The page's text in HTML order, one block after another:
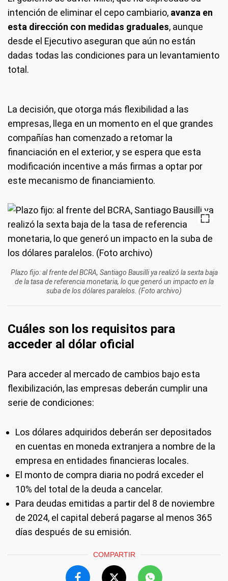
intención de eliminar el cepo cambiario, avanza en
esta dirección con medidas graduales, aunque
desde el Ejecutivo aseguran que aún no están
dadas todas las condiciones para un levantamiento
total.
La decisión, que otorga más flexibilidad a las
empresas, llega en un momento en el que grandes
compañías han comenzado a retomar la
financiación en el exterior, y se espera que esta
modificación incentive a más firmas a optar por
este mecanismo de financiamiento.
Plazo fijo: al frente del BCRA, Santiago Bausilli ya realizó la sexta baja
de la tasa de referencia monetaria, lo que generó un impacto en la
suba de los dólares paralelos. (Foto archivo)
Cuáles son los requisitos para
acceder al dólar oficial
Para acceder al mercado de cambios bajo esta
flexibilización, las empresas deberán cumplir una
serie de condiciones:
Los dólares adquiridos deberán ser depositados
en cuentas en moneda extranjera a nombre de la
empresa en entidades financieras locales.
El monto de compra diaria no podrá exceder el
10% del total de la deuda a cancelar.
Para deudas emitidas a partir del 8 de noviembre
de 2024, el capital deberá pagarse al menos 365
días después de su emisión.
COMPARTIR